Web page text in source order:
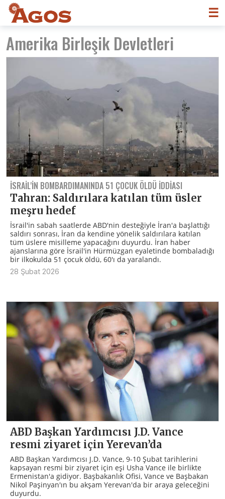
☰
Amerika Birleşik Devletleri
İSRAIL'IN BOMBARDIMANINDA 51 ÇOCUK ÖLDÜ IDDIASI
Tahran: Saldırılara katılan tüm üsler
meşru hedef
İsrail'in sabah saatlerde ABD'nin desteğiyle İran'a başlattığı
saldırı sonrası, İran da kendine yönelik saldırılara katılan
tüm üslere misilleme yapacağını duyurdu. İran haber
ajanslarına göre İsrail'in Hürmüzgan eyaletinde bombaladığı
bir ilkokulda 51 çocuk öldü, 60'ı da yaralandı.
28 Şubat 2026
ABD Başkan Yardımcısı J.D. Vance
resmi ziyaret için Yerevan’da
ABD Başkan Yardımcısı J.D. Vance, 9-10 Şubat tarihlerini
kapsayan resmi bir ziyaret için eşi Usha Vance ile birlikte
Ermenistan'a gidiyor. Başbakanlık Ofisi, Vance ve Başbakan
Nikol Paşinyan'ın bu akşam Yerevan'da bir araya geleceğini
duyurdu.